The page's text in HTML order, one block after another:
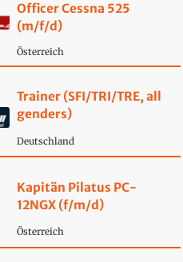
Officer Cessna 525
(m/f/d)
Österreich
Trainer (SFI/TRI/TRE, all
genders)
Deutschland
Kapitän Pilatus PC-
12NGX (f/m/d)
Österreich